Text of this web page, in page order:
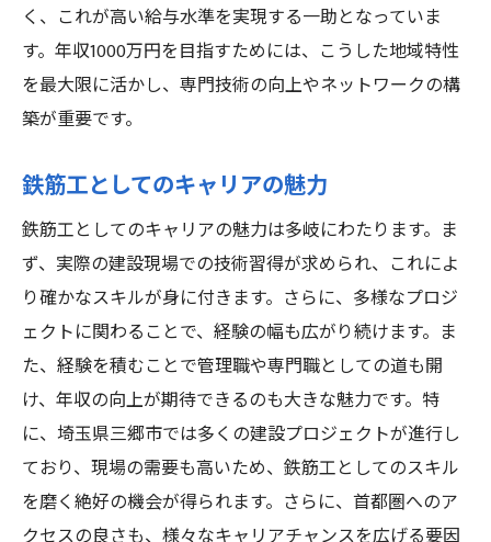
く、これが高い給与水準を実現する一助となっていま
す。年収1000万円を目指すためには、こうした地域特性
を最大限に活かし、専門技術の向上やネットワークの構
築が重要です。
鉄筋工としてのキャリアの魅力
鉄筋工としてのキャリアの魅力は多岐にわたります。ま
ず、実際の建設現場での技術習得が求められ、これによ
り確かなスキルが身に付きます。さらに、多様なプロジ
ェクトに関わることで、経験の幅も広がり続けます。ま
た、経験を積むことで管理職や専門職としての道も開
け、年収の向上が期待できるのも大きな魅力です。特
に、埼玉県三郷市では多くの建設プロジェクトが進行し
ており、現場の需要も高いため、鉄筋工としてのスキル
を磨く絶好の機会が得られます。さらに、首都圏へのア